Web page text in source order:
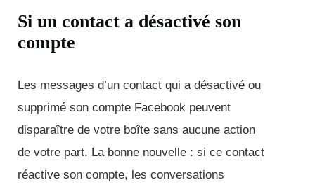
Si un contact a désactivé son
compte
Les messages d’un contact qui a désactivé ou
supprimé son compte Facebook peuvent
disparaître de votre boîte sans aucune action
de votre part. La bonne nouvelle : si ce contact
réactive son compte, les conversations